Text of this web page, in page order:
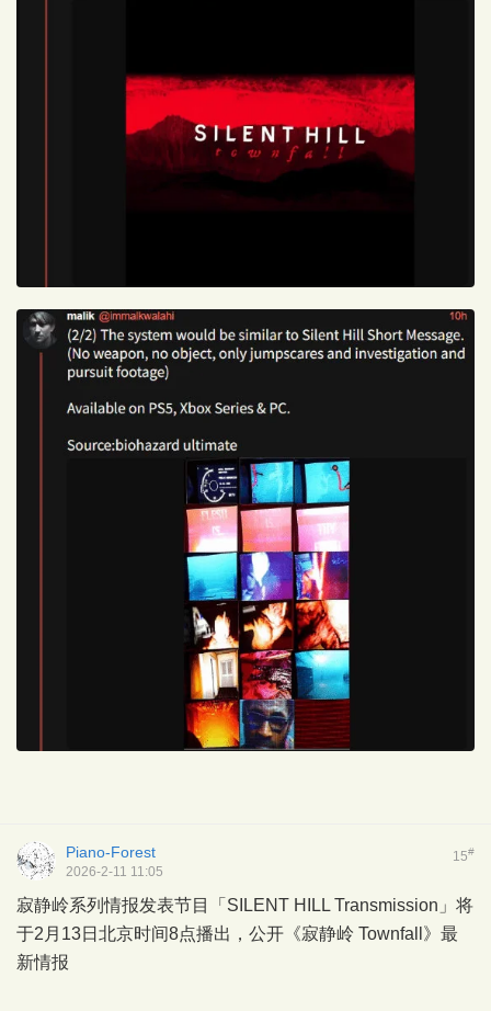
15#
Piano-Forest
2026-2-11 11:05
寂静岭系列情报发表节目「SILENT HILL Transmission」将
于2月13日北京时间8点播出，公开《寂静岭 Townfall》最
新情报